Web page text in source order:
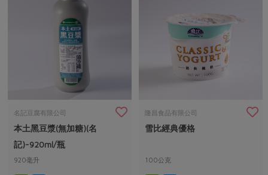
名記豆腐有限公司
本土黑豆漿(無加糖)(名
記)-920ml/瓶
920毫升
隆昌食品有限公司
雪比經典優格
100公克